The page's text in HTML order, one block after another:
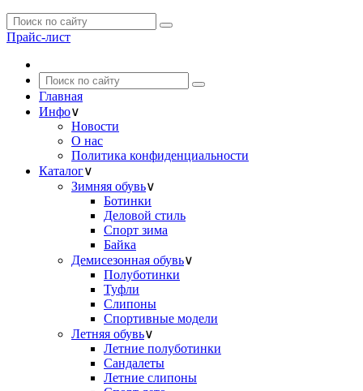
Прайс-лист
Главная
Инфо∨
Новости
О нас
Политика конфиденциальности
Каталог∨
Зимняя обувь∨
Ботинки
Деловой стиль
Спорт зима
Байка
Демисезонная обувь∨
Полуботинки
Туфли
Слипоны
Спортивные модели
Летняя обувь∨
Летние полуботинки
Сандалеты
Летние слипоны